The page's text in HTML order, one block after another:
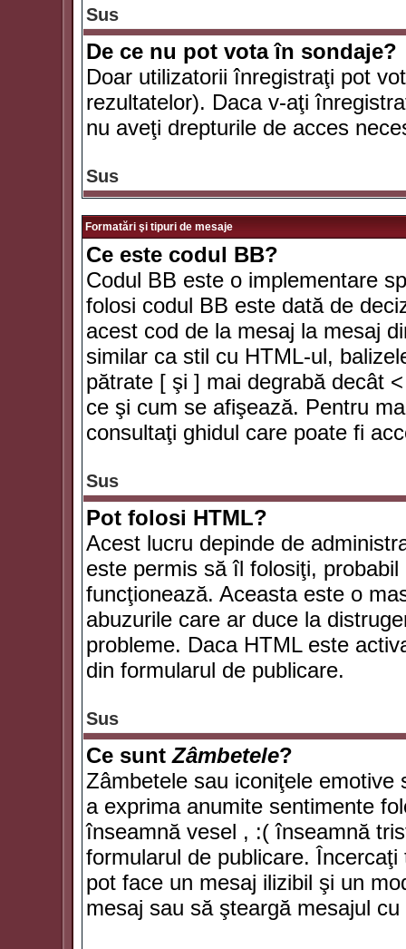
Sus
De ce nu pot vota în sondaje?
Doar utilizatorii înregistraţi pot
rezultatelor). Daca v-aţi
nu aveţi drepturile de acces
Sus
Formatări şi tipuri de mesaje
Ce este codul BB?
Codul BB este o implementare
folosi codul BB este dată de
acest cod de la mesaj la mesaj
similar ca stil cu HTML-ul,
pătrate [ şi ] mai degrabă decât
ce şi cum se afişează. Pentru
consultaţi ghidul care poate fi
Sus
Pot folosi HTML?
Acest lucru depinde de
este permis să îl folosiţi,
funcţionează. Aceasta este o
abuzurile care ar duce la
probleme. Daca HTML este
din formularul de publicare.
Sus
Ce suntZâmbetele?
Zâmbetele sau iconiţele
a exprima anumite sentimente
înseamnă vesel , :( înseamnă
formularul de publicare.
pot face un mesaj ilizibil şi un
mesaj sau să şteargă mesajul cu